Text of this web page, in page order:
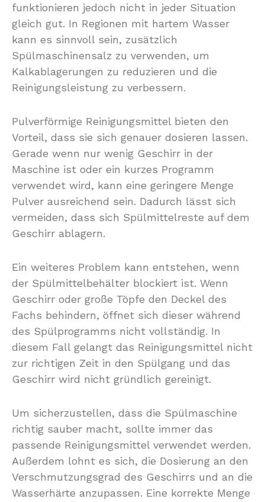
funktionieren jedoch nicht in jeder Situation
gleich gut. In Regionen mit hartem Wasser
kann es sinnvoll sein, zusätzlich
Spülmaschinensalz zu verwenden, um
Kalkablagerungen zu reduzieren und die
Reinigungsleistung zu verbessern.
Pulverförmige Reinigungsmittel bieten den
Vorteil, dass sie sich genauer dosieren lassen.
Gerade wenn nur wenig Geschirr in der
Maschine ist oder ein kurzes Programm
verwendet wird, kann eine geringere Menge
Pulver ausreichend sein. Dadurch lässt sich
vermeiden, dass sich Spülmittelreste auf dem
Geschirr ablagern.
Ein weiteres Problem kann entstehen, wenn
der Spülmittelbehälter blockiert ist. Wenn
Geschirr oder große Töpfe den Deckel des
Fachs behindern, öffnet sich dieser während
des Spülprogramms nicht vollständig. In
diesem Fall gelangt das Reinigungsmittel nicht
zur richtigen Zeit in den Spülgang und das
Geschirr wird nicht gründlich gereinigt.
Um sicherzustellen, dass die Spülmaschine
richtig sauber macht, sollte immer das
passende Reinigungsmittel verwendet werden.
Außerdem lohnt es sich, die Dosierung an den
Verschmutzungsgrad des Geschirrs und an die
Wasserhärte anzupassen. Eine korrekte Menge